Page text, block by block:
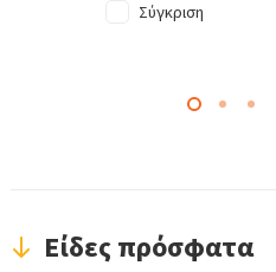
Σύγκριση
Είδες πρόσφατα